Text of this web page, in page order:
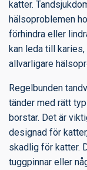
katter.
hälsoproblemen
förhindra eller
kan leda till
allvarligare
Regelbunden
tänder med rätt
borstar. Det är
designad för
skadlig för katter.
tuggpinnar eller